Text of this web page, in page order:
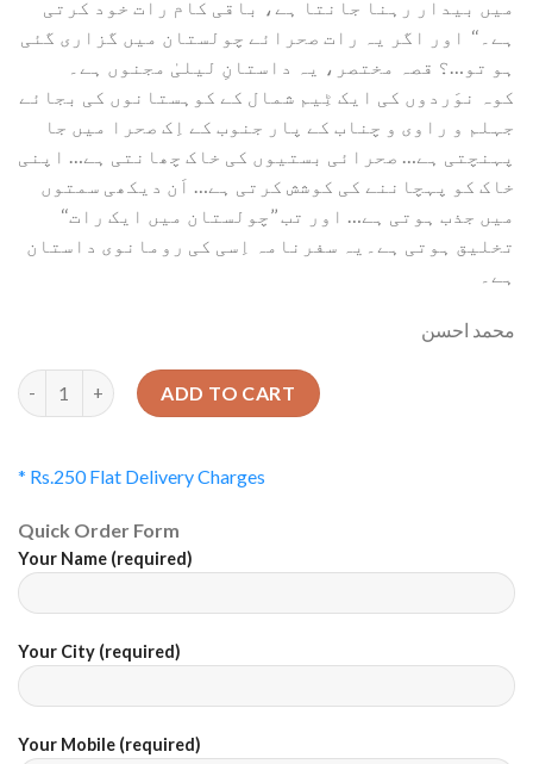
میں بیدار رہنا جانتا ہے، باقی کام رات خود کرتی
ہے۔‘‘ اور اگر یہ رات صحرائے چولستان میں گزاری گئی
ہو تو…؟ قصہ مختصر، یہ داستانِ لیلیٰ مجنوں ہے۔
کوہ نوَردوں کی ایک ٹِیم شمال کے کوہستانوں کی بجائے
جہلم و راوی و چناب کے پار جنوب کے اِک صحرا میں جا
پہنچتی ہے… صحرائی بستیوں کی خاک چھانتی ہے… اپنی
خاک کو پہچاننے کی کوشش کرتی ہے… اَن دیکھی سمتوں
میں جذب ہوتی ہے… اور تب ’’چولستان میں ایک رات‘‘
تخلیق ہوتی ہے۔یہ سفرنامہ اِسی کی رومانوی داستان
ہے۔
محمد احسن
Quantity ADD TO CART
* Rs.250 Flat Delivery Charges
Quick Order Form
Your Name (required)
Your City (required)
Your Mobile (required)